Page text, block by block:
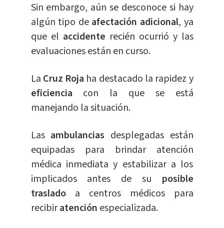
Sin embargo, aún se desconoce si hay
algún tipo de afectación adicional, ya
que el accidente recién ocurrió y las
evaluaciones están en curso.
La Cruz Roja ha destacado la rapidez y
eficiencia con la que se está
manejando la situación.
Las ambulancias desplegadas están
equipadas para brindar atención
médica inmediata y estabilizar a los
implicados antes de su posible
trasladoa centros médicos para
recibiratención especializada.